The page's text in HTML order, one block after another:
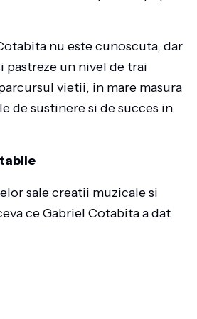
nu este cunoscuta, dar
pastreze un nivel de trai
vietii, in mare masura
de sustinere si de succes in
sale creatii muzicale si
ce Gabriel Cotabita a dat